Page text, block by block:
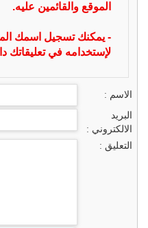
الموقع والقائمين عليه.
- يمكنك تسجيل اسمك
لإستخدامه في تعليقاتك
الاسم :
البريد
الالكتروني :
التعليق :